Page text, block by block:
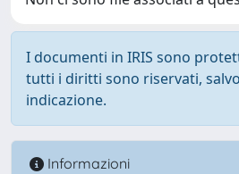
I documenti in IRIS sono
tutti i diritti sono riservati,
indicazione.
Informazioni